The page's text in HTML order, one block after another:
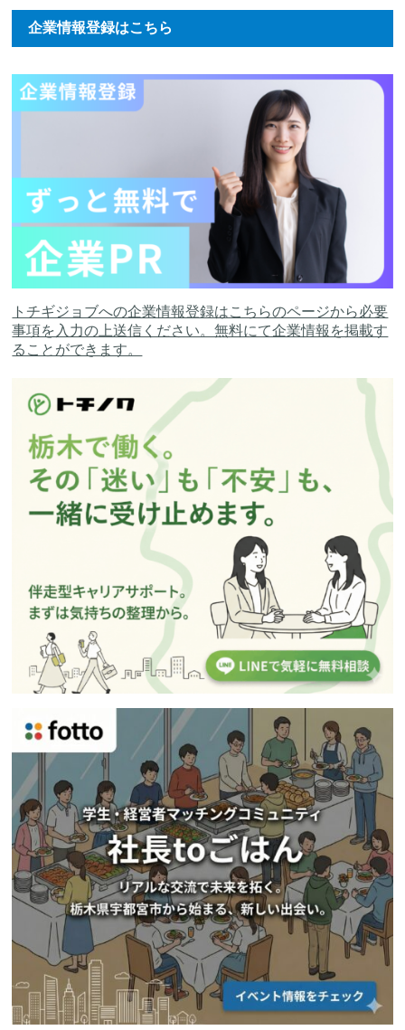
企業情報登録はこちら
トチギジョブへの企業情報登録はこちらのページから必要
事項を入力の上送信ください。無料にて企業情報を掲載す
ることができます。